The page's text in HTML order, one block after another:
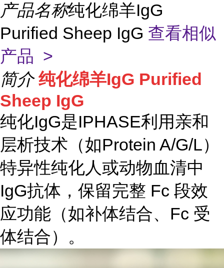
产品名称纯化绵羊IgG
Purified Sheep IgG 查看相似
产品 >
简介 纯化绵羊IgG Purified
Sheep IgG
纯化IgG是IPHASE利用亲和
层析技术（如Protein A/G/L）
特异性纯化人或动物血清中
IgG抗体，保留完整 Fc 段效
应功能（如补体结合、Fc 受
体结合）。